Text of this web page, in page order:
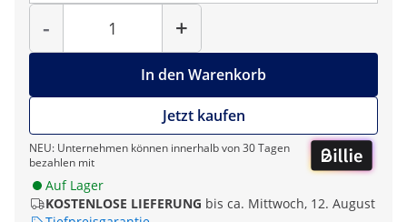
-
Menge
+
In den Warenkorb
Jetzt kaufen
NEU: Unternehmen können innerhalb von 30 Tagen
bezahlen mit
Auf Lager
KOSTENLOSE LIEFERUNG bis ca. Mittwoch, 12. August